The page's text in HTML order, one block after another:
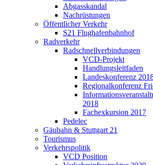
Abgasskandal
Nachrüstungen
Öffentlicher Verkehr
S21 Flughafenbahnhof
Radverkehr
Radschnellverbindungen
VCD-Projekt
Handlungsleitfaden
Landeskonferenz
Regionalkonferenz
2018
Fachexkursion 2017
Pedelec
Gäubahn & Stuttgart 21
Tourismus
Verkehrspolitik
VCD Position